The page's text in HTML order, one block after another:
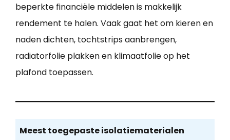
beperkte financiële middelen is makkelijk
rendement te halen. Vaak gaat het om kieren en
naden dichten, tochtstrips aanbrengen,
radiatorfolie plakken en klimaatfolie op het
plafond toepassen.
Meest toegepaste isolatiematerialen